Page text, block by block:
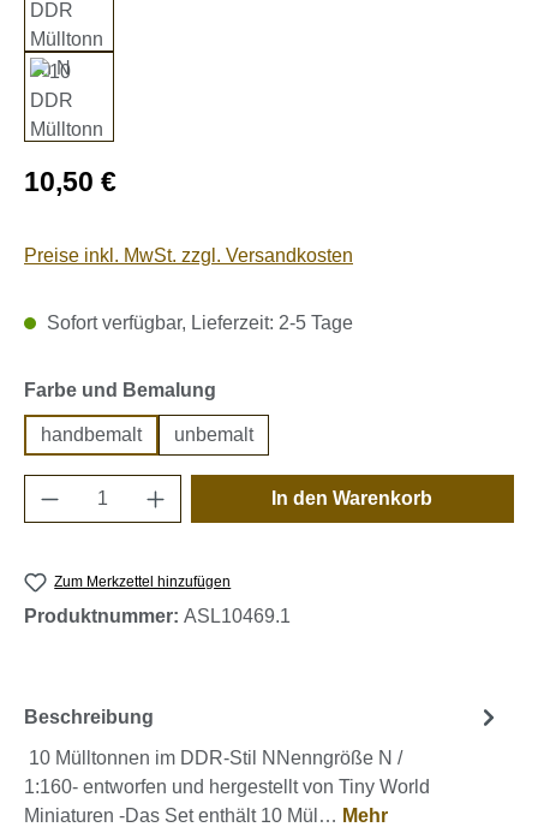
Regulärer Preis:
10,50 €
Preise inkl. MwSt. zzgl. Versandkosten
Sofort verfügbar, Lieferzeit: 2-5 Tage
Farbe und Bemalung
handbemalt unbemalt
Produkt Anzahl: Gib den gewünschten
In den Warenkorb
Zum Merkzettel hinzufügen
Produktnummer: ASL10469.1
Beschreibung
10 Mülltonnen im DDR-Stil NNenngröße N /
1:160- entworfen und hergestellt von Tiny World
Miniaturen -Das Set enthält 10 Mül… Mehr